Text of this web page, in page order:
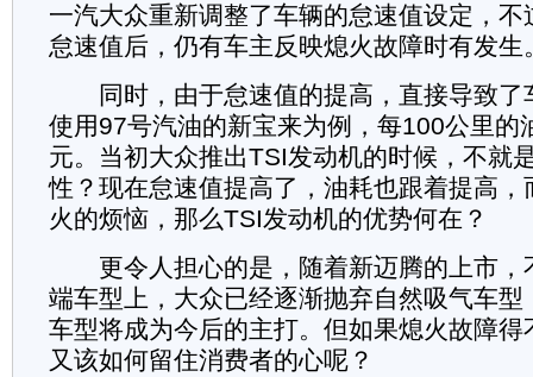
一汽大众重新调整了车辆的怠速值设定，
怠速值后，仍有车主反映熄火故障时有发生
同时，由于怠速值的提高，直接导致了
使用97号汽油的新宝来为例，每100公里的
元。当初大众推出TSI发动机的时候，不就
性？现在怠速值提高了，油耗也跟着提高
火的烦恼，那么TSI发动机的优势何在？
更令人担心的是，随着新迈腾的上市，
端车型上，大众已经逐渐抛弃自然吸气车
车型将成为今后的主打。但如果熄火故障
又该如何留住消费者的心呢？